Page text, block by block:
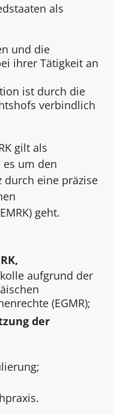
als
und die
ihrer Tätigkeit an
ist durch die
verbindlich
gilt als
um den
durch eine präzise
geht.
aufgrund der
(EGMR);
der